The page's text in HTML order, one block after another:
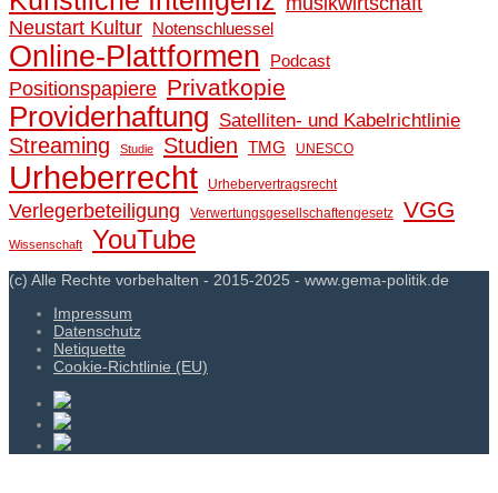
Neustart Kultur Notenschluessel
Online-Plattformen Podcast
Positionspapiere Privatkopie
Providerhaftung Satelliten- und Kabelrichtlinie
Streaming Studie Studien TMG UNESCO
Urheberrecht Urhebervertragsrecht
Verlegerbeteiligung Verwertungsgesellschaftengesetz VGG
Wissenschaft YouTube
(c) Alle Rechte vorbehalten - 2015-2025 - www.gema-politik.de
Impressum
Datenschutz
Netiquette
Cookie-Richtlinie (EU)